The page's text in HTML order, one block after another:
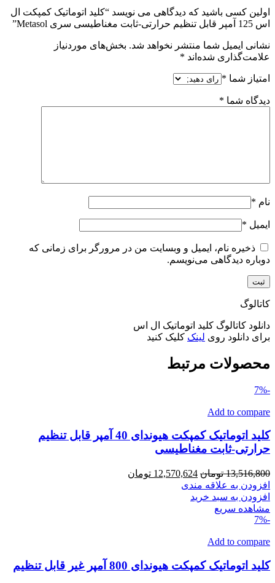
اولین کسی باشید که دیدگاهی می نویسد “کلید اتوماتیک کمپکت ال
اس 125 آمپر قابل تنظیم حرارتی-ثابت مغناطیسی سری Metasol”
نشانی ایمیل شما منتشر نخواهد شد. بخش‌های موردنیاز
علامت‌گذاری شده‌اند *
امتیاز شما *
دیدگاه شما *
نام *
ایمیل *
ذخیره نام، ایمیل و وبسایت من در مرورگر برای زمانی که
دوباره دیدگاهی می‌نویسم.
کاتالوگ
دانلود کاتالوگ کلید اتوماتیک ال اس
برای دانلود روی لینک کلیک کنید
محصولات مرتبط
-7%
Add to compare
کلید اتوماتیک کمپکت هیوندای 40 آمپر قابل تنظیم
حرارتی-ثابت مغناطیسی
13,516,800 تومان قیمت
اصلی
12,570,624 تومان
افزودن به علاقه مندی
افزودن به سبد خرید
مشاهده سریع
-7%
Add to compare
کلید اتوماتیک کمپکت هیوندای 800 آمپر غیر قابل تنظیم